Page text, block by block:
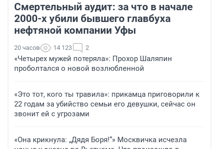
Смертельный аудит: за что в начале
2000-х убили бывшего главбуха
нефтяной компании Уфы
20 часов 14 123 2
«Четырех мужей потеряла»: Прохор Шаляпин
проболтался о новой возлюбленной
«Это тот, кого ты травила»: прикамца приговорили к
22 годам за убийство семьи его девушки, сейчас он
звонит ей с угрозами
«Она крикнула: „Дядя Боря!“» Москвичка исчезла